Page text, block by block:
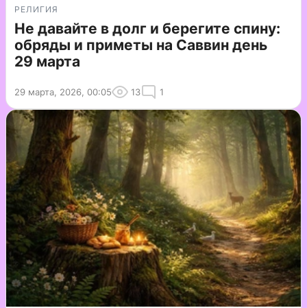
РЕЛИГИЯ
Не давайте в долг и берегите спину:
обряды и приметы на Саввин день
29 марта
29 марта, 2026, 00:05 13 1